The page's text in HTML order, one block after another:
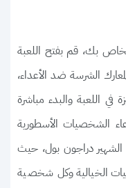
بك، قم بفتح اللعبة
الشرسة ضد الأعداء،
اللعبة والبدء مباشرة
الشخصيات الأسطورية
دراجون بول، حيث
الخيالية وكل شخصية